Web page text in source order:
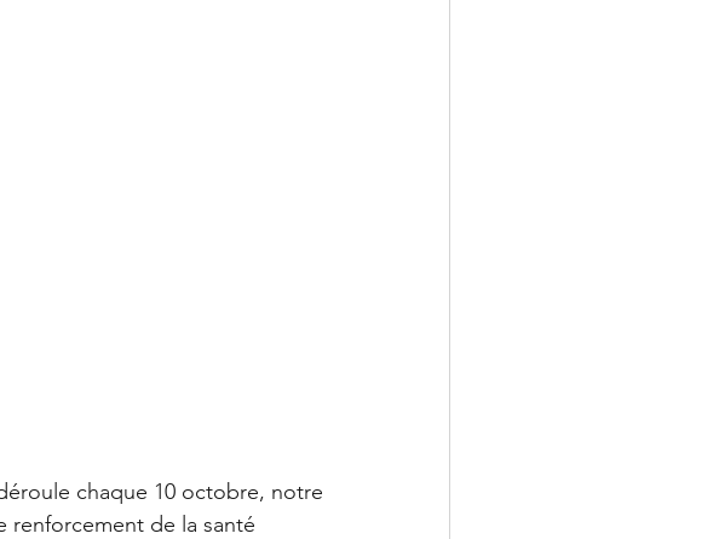
chaque 10 octobre, notre
renforcement de la santé